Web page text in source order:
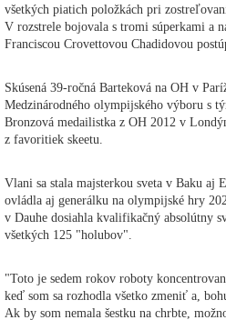
všetkých piatich položkách pri
V rozstrele bojovala s tromi súperkami a
Franciscou Crovettovou Chadidovou
Skúsená 39-ročná Barteková na OH v
Medzinárodného olympijského výboru s
Bronzová medailistka z OH 2012 v
z favoritiek skeetu.
Vlani sa stala majsterkou sveta v Baku aj
ovládla aj generálku na olympijské hry
v Dauhe dosiahla kvalifikačný absolútny
všetkých 125 "holubov".
"Toto je sedem rokov roboty
keď som sa rozhodla všetko zmeniť a,
Ak by som nemala šestku na chrbte,